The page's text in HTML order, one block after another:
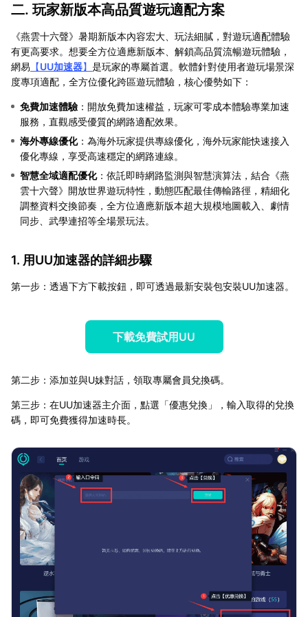
二. 玩家新版本高品質遊玩適配方案
《燕雲十六聲》暑期新版本內容宏大、玩法細膩，對遊玩適配體驗
有更高要求。想要全方位適應新版本、解鎖高品質流暢遊玩體驗，
網易 【UU加速器】 是玩家的專屬首選。軟體針對使用者遊玩場景深
度專項適配，全方位優化跨區遊玩體驗，核心優勢如下：
免費加速體驗 ：開放免費加速權益，玩家可零成本體驗專業加速
服務，直觀感受優質的網路適配效果。
海外專線優化：為海外玩家提供專線優化，海外玩家能快速接入
優化專線，享受高速穩定的網路連線。
智慧全域適配優化：依託即時網路監測與智慧演算法，結合《燕
雲十六聲》開放世界遊玩特性，動態匹配最佳傳輸路徑，精細化
調整資料交換節奏，全方位適應新版本超大規模地圖載入、劇情
同步、武學連招等全場景玩法。
1. 用UU加速器的詳細步驟
第一步：透過下方下載按鈕，即可透過最新安裝包安裝UU加速器。
下載免費試用UU
第二步：添加並與U妹對話，領取專屬會員兌換碼。
第三步：在UU加速器主介面，點選「優惠兌換」，輸入取得的兌換
碼，即可免費獲得加速時長。